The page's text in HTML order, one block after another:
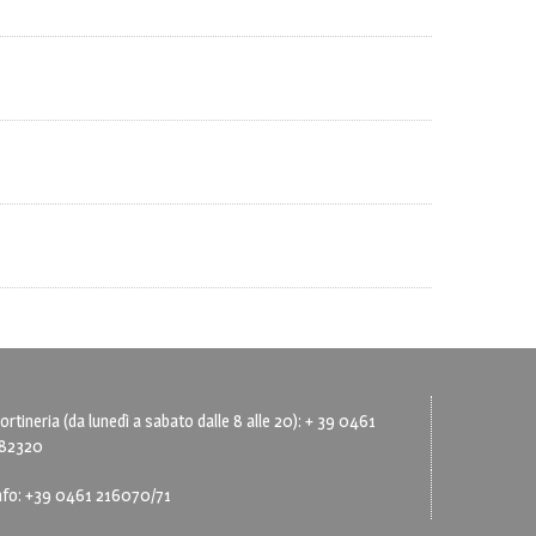
(da lunedì a sabato dalle 8 alle 20): + 39 0461
+39 0461 216070/71